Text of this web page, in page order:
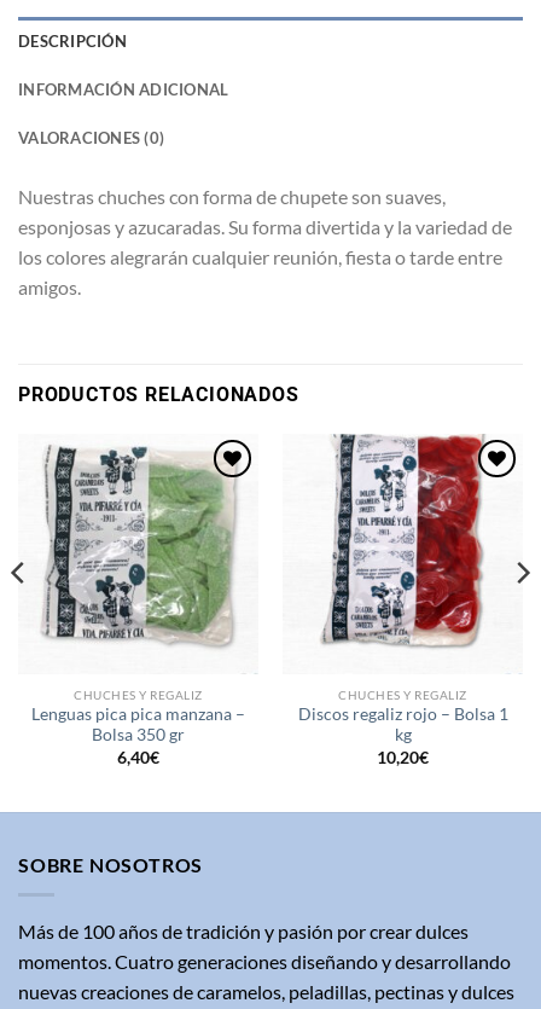
DESCRIPCIÓN
INFORMACIÓN ADICIONAL
VALORACIONES (0)
Nuestras chuches con forma de chupete son suaves,
esponjosas y azucaradas. Su forma divertida y la variedad de
los colores alegrarán cualquier reunión, fiesta o tarde entre
amigos.
PRODUCTOS RELACIONADOS
Añadir
a la
lista de
deseos
CHUCHES Y REGALIZ
Lenguas pica pica manzana –
Bolsa 350 gr
6,40€
Añadir
a la
lista de
deseos
CHUCHES Y REGALIZ
Discos regaliz rojo – Bolsa 1
kg
10,20€
SOBRE NOSOTROS
Más de 100 años de tradición y pasión por crear dulces
momentos. Cuatro generaciones diseñando y desarrollando
nuevas creaciones de caramelos, peladillas, pectinas y dulces